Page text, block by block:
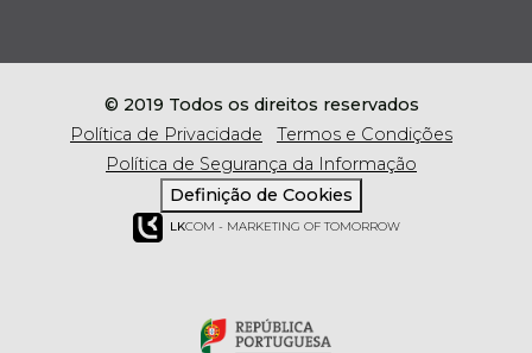
© 2019 Todos os direitos reservados
Política de Privacidade
Termos e Condições
Política de Segurança da Informação
Definição de Cookies
LKCOM - MARKETING OF TOMORROW